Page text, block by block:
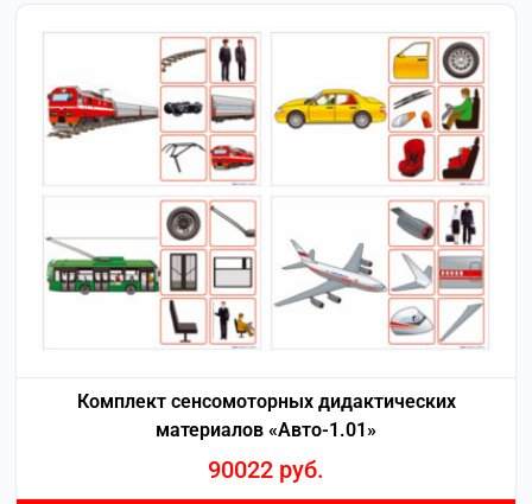
Комплект сенсомоторных дидактических
материалов «Авто-1.01»
90022 руб.